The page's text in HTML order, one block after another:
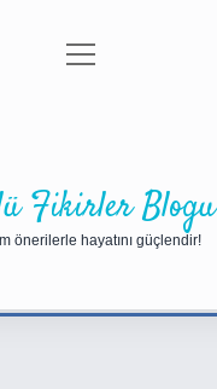
Gizlilik Politikası
menüyü
Fikirler Blogu
önerilerle hayatını güçlendir!